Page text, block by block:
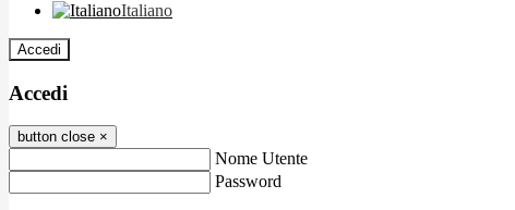
Italiano
Accedi
Accedi
button close ×
Nome Utente
Password